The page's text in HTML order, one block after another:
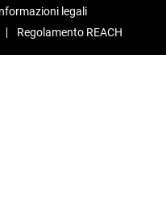
legali
Regolamento REACH